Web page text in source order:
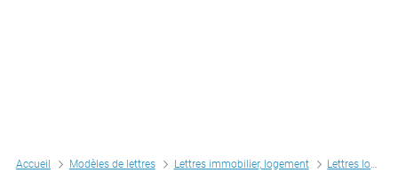
Accueil Modèles de lettres Lettres immobilier, logement Lettres location